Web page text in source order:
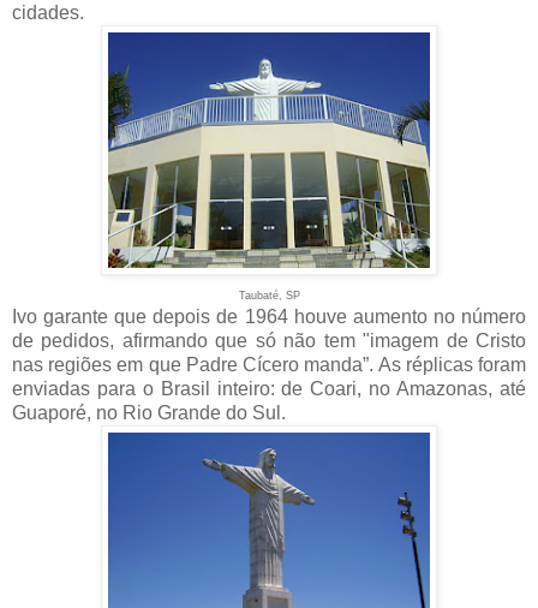
cidades.
Taubaté, SP
Ivo garante que depois de 1964 houve aumento no número
de pedidos, afirmando que só não tem "imagem de Cristo
nas regiões em que Padre Cícero manda”. As réplicas foram
enviadas para o Brasil inteiro: de Coari, no Amazonas, até
Guaporé, no Rio Grande do Sul.